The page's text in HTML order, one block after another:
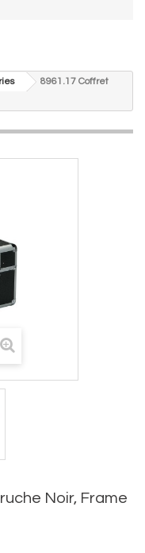
8961.17 Coffret
Noir, Frame